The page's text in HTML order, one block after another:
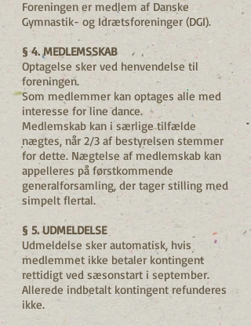
Foreningen er medlem af Danske
Gymnastik- og Idrætsforeninger (DGI).
§ 4. MEDLEMSSKAB
Optagelse sker ved henvendelse til
foreningen.
Som medlemmer kan optages alle med
interesse for line dance.
Medlemskab kan i særlige tilfælde
nægtes, når 2/3 af bestyrelsen stemmer
for dette. Nægtelse af medlemskab kan
appelleres på førstkommende
generalforsamling, der tager stilling med
simpelt flertal.
§ 5. UDMELDELSE
Udmeldelse sker automatisk, hvis
medlemmet ikke betaler kontingent
rettidigt ved sæsonstart i september.
Allerede indbetalt kontingent refunderes
ikke.